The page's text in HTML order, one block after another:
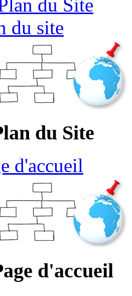
du Site
du site
du Site
d'accueil
d'accueil